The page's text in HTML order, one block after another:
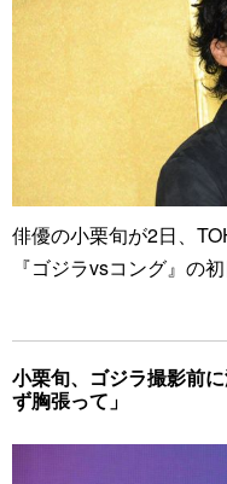
俳優の小栗旬が2日、
『ゴジラvsコング』の
小栗旬、ゴジラ撮影前
ず胸張って」